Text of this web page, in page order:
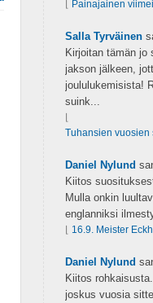
Painajainen
Salla Tyrväinen
Kirjoitan tämän jo
jakson jälkeen,
joululukemisista!
suink...
Tuhansien vuosien
Daniel Nylund
Kiitos
Mulla onkin
englanniksi
16.9. Meister
Daniel Nylund
Kiitos
joskus vuosia